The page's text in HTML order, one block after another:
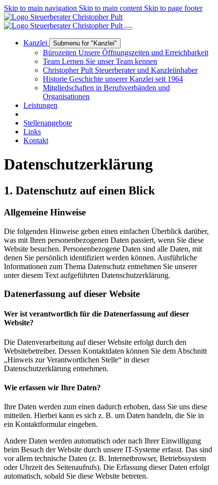
Skip to main navigation Skip to main content Skip to page footer
Kanzlei Submenu for "Kanzlei"
Bürozeiten Unsere Öffnungszeiten und Erreichbarkeit
Team Lernen Sie unser Team kennen
Christopher Pult Steuerberater und Kanzleiinhaber
Historie Geschichte unserer Kanzlei seit 1964
Mitgliedschaften in Berufsverbänden und
Organisationen
Leistungen
Stellenangebote
Links
Kontakt
Datenschutzerklärung
1. Datenschutz auf einen Blick
Allgemeine Hinweise
Die folgenden Hinweise geben einen einfachen Überblick darüber,
was mit Ihren personenbezogenen Daten passiert, wenn Sie diese
Website besuchen. Personenbezogene Daten sind alle Daten, mit
denen Sie persönlich identifiziert werden können. Ausführliche
Informationen zum Thema Datenschutz entnehmen Sie unserer
unter diesem Text aufgeführten Datenschutzerklärung.
Datenerfassung auf dieser Website
Wer ist verantwortlich für die Datenerfassung auf dieser
Website?
Die Datenverarbeitung auf dieser Website erfolgt durch den
Websitebetreiber. Dessen Kontaktdaten können Sie dem Abschnitt
„Hinweis zur Verantwortlichen Stelle“ in dieser
Datenschutzerklärung entnehmen.
Wie erfassen wir Ihre Daten?
Ihre Daten werden zum einen dadurch erhoben, dass Sie uns diese
mitteilen. Hierbei kann es sich z. B. um Daten handeln, die Sie in
ein Kontaktformular eingeben.
Andere Daten werden automatisch oder nach Ihrer Einwilligung
beim Besuch der Website durch unsere IT-Systeme erfasst. Das sind
vor allem technische Daten (z. B. Internetbrowser, Betriebssystem
oder Uhrzeit des Seitenaufrufs). Die Erfassung dieser Daten erfolgt
automatisch, sobald Sie diese Website betreten.